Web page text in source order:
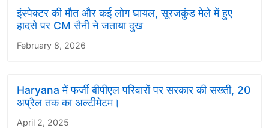
इंस्पेक्टर की मौत और कई लोग घायल, सूरजकुंड मेले में हुए
हादसे पर CM सैनी ने जताया दुख
February 8, 2026
Haryana में फर्जी बीपीएल परिवारों पर सरकार की सख्ती, 20
अप्रैल तक का अल्टीमेटम।
April 2, 2025